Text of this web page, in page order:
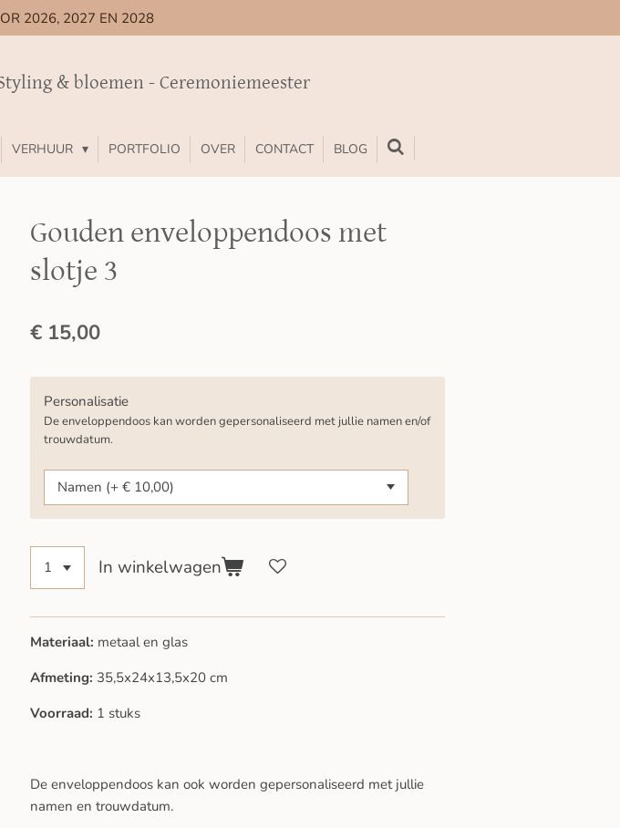
2026, 2027 EN 2028
& bloemen - Ceremoniemeester
VERHUUR PORTFOLIO OVER CONTACT BLOG
Gouden enveloppendoos met
slotje 3
€ 15,00
Personalisatie
De enveloppendoos kan worden gepersonaliseerd met jullie namen en/of
trouwdatum.
In winkelwagen
Materiaal: metaal en glas
Afmeting: 35,5x24x13,5x20 cm
Voorraad: 1 stuks
De enveloppendoos kan ook worden gepersonaliseerd met jullie
namen en trouwdatum.